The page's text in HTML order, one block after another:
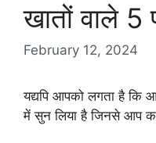
खातों वाले 5
February 12, 2024
यद्यपि आपको लगता है कि
में सुन लिया है जिनसे आप